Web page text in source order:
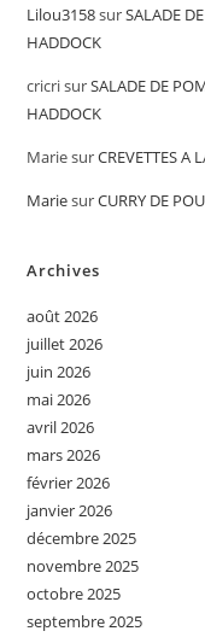
Lilou3158surSALADE
HADDOCK
cricrisurSALADE DE
HADDOCK
MariesurCREVETTES A
MariesurCURRY DE
Archives
août 2026
juillet 2026
juin 2026
mai 2026
avril 2026
mars 2026
février 2026
janvier 2026
décembre 2025
novembre 2025
octobre 2025
septembre 2025